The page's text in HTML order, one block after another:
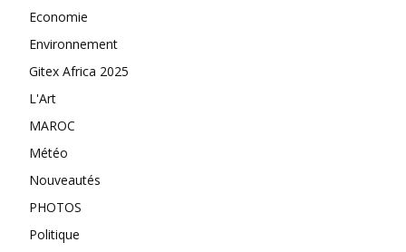
Economie
Environnement
Gitex Africa 2025
L'Art
MAROC
Météo
Nouveautés
PHOTOS
Politique